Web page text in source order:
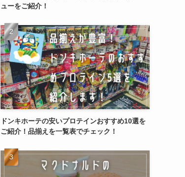
ューをご紹介！
ドンキホーテの安いプロテインおすすめ10選を
ご紹介！品揃えを一覧表でチェック！